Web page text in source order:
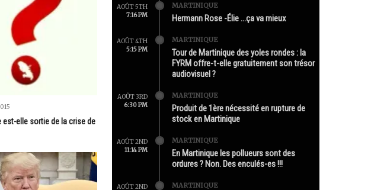
est-elle sortie de la crise de
AOÛT 5TH
7:16 PM
MARTINIQUE
Hermann Rose -Élie …ça va mieux
AOÛT 4TH
5:15 PM
MARTINIQUE
Tour de Martinique des yoles rondes : la
FYRM offre-t-elle gratuitement son trésor
audiovisuel ?
AOÛT 3RD
6:30 PM
MARTINIQUE
Produit de 1ère nécessité en rupture de
stock en Martinique
AOÛT 2ND
11:14 PM
MARTINIQUE
En Martinique les pollueurs sont des
ordures ? Non. Des enculés-es !!!
AOÛT 2ND
MARTINIQUE